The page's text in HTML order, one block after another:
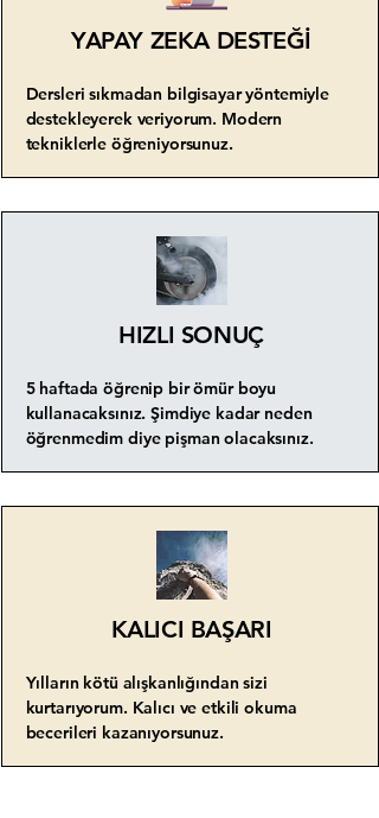
YAPAY ZEKA DESTEĞİ
Dersleri sıkmadan bilgisayar yöntemiyle
destekleyerek veriyorum. Modern
tekniklerle öğreniyorsunuz.
HIZLI SONUÇ
5 haftada öğrenip bir ömür boyu
kullanacaksınız. Şimdiye kadar neden
öğrenmedim diye pişman olacaksınız.
KALICI BAŞARI
Yılların kötü alışkanlığından sizi
kurtarıyorum. Kalıcı ve etkili okuma
becerileri kazanıyorsunuz.